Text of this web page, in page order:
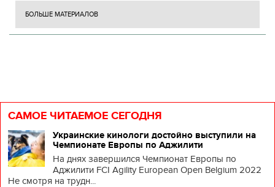
БОЛЬШЕ МАТЕРИАЛОВ
САМОЕ ЧИТАЕМОЕ СЕГОДНЯ
Украинские кинологи достойно выступили на
Чемпионате Европы по Аджилити
На днях завершился Чемпионат Европы по
Аджилити FCI Agility European Open Belgium 2022
Не смотря на трудн...